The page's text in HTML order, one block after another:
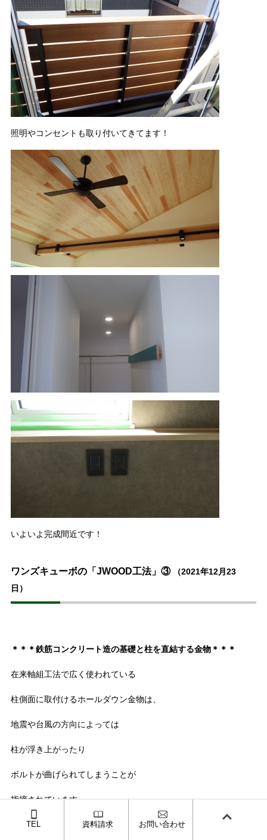
照明やコンセントも取り付いてきてます！
いよいよ完成間近です！
ワンズキューボの「JWOOD工法」③
（2021年12月23
日）
＊＊＊鉄筋コンクリート造の基礎と柱を直結する金物＊＊＊
在来軸組工法で広く使われている
柱側面に取付けるホールダウン金物は、
地震や台風の方向によっては
柱が浮き上がったり
ボルトが曲げられてしまうことが
指摘されています。
JWOOD工法では
TEL 資料請求 お問い合わせ